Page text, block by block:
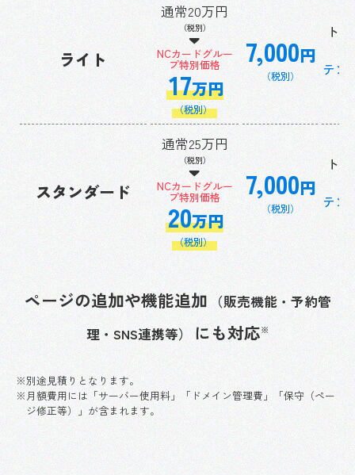
ライト
通常20万円
（税別）
NCカードグルー
プ特別価格
17万円
（税別）
7,000円
（税別）
ト
テン
スタンダード
通常25万円
（税別）
NCカードグルー
プ特別価格
20万円
（税別）
7,000円
（税別）
ト
テン
ページの追加や機能追加 （販売機能・予約管
理・SNS連携等）
にも対応※
※別途見積りとなります。
※月額費用には「サーバー使用料」「ドメイン管理費」「保守（ペー
ジ修正等）」が含まれます。